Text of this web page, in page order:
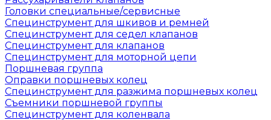
Головки специальные/сервисные
Специнструмент для шкивов и ремней
Специнструмент для седел клапанов
Специнструмент для клапанов
Специнструмент для моторной цепи
Поршневая группа
Оправки поршневых колец
Специнструмент для разжима поршневых колец
Съемники поршневой группы
Специнструмент для коленвала